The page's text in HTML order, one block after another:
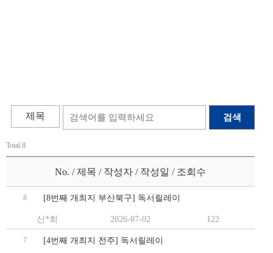
제목 검색
Total 8
No. / 제목 / 작성자 / 작성일 / 조회수
8 [8번째 개최지 부산북구] 독서릴레이
신*희 2026-07-02 122
7 [4번째 개최지 전주] 독서릴레이